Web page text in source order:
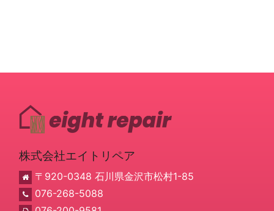
株式会社エイトリペア
〒920-0348 石川県金沢市松村1-85
076-268-5088